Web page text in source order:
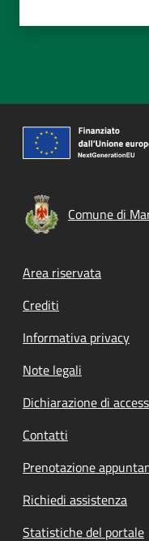
Comune di
Footer menu
Area riservata
Crediti
Informativa privacy
Note legali
Dichiarazione di
Contatti
Prenotazione
Richiedi assistenza
Statistiche del portale